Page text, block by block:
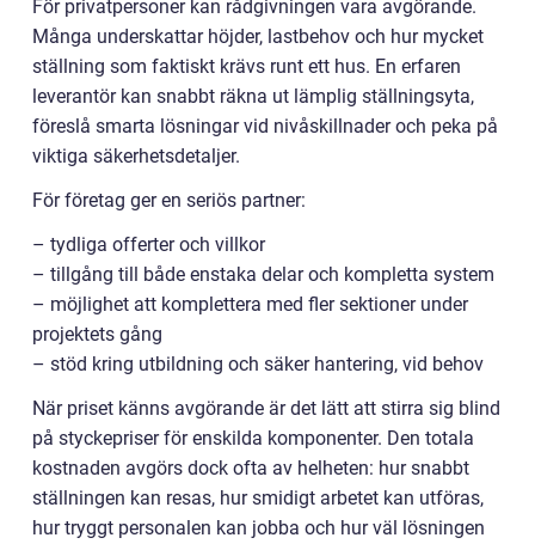
För privatpersoner kan rådgivningen vara avgörande.
Många underskattar höjder, lastbehov och hur mycket
ställning som faktiskt krävs runt ett hus. En erfaren
leverantör kan snabbt räkna ut lämplig ställningsyta,
föreslå smarta lösningar vid nivåskillnader och peka på
viktiga säkerhetsdetaljer.
För företag ger en seriös partner:
– tydliga offerter och villkor
– tillgång till både enstaka delar och kompletta system
– möjlighet att komplettera med fler sektioner under
projektets gång
– stöd kring utbildning och säker hantering, vid behov
När priset känns avgörande är det lätt att stirra sig blind
på styckepriser för enskilda komponenter. Den totala
kostnaden avgörs dock ofta av helheten: hur snabbt
ställningen kan resas, hur smidigt arbetet kan utföras,
hur tryggt personalen kan jobba och hur väl lösningen